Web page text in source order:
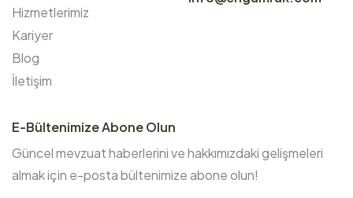
Hizmetlerimiz
Kariyer
Blog
İletişim
E-Bültenimize Abone Olun
Güncel mevzuat haberlerini ve hakkımızdaki gelişmeleri
almak için e-posta bültenimize abone olun!